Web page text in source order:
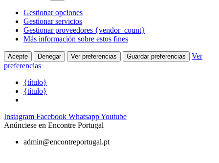
Gestionar opciones
Gestionar servicios
Gestionar proveedores {vendor_count}
Más información sobre estos fines
Acepte Denegar Ver preferencias Guardar preferencias
Ver
preferencias
{título}
{título}
Ir
al
Instagram Facebook WhatsappYoutube
Anúnciese en Encontre Portugal
admin@encontreportugal.pt